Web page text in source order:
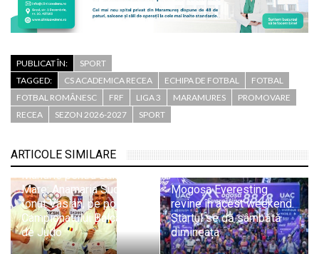
PUBLICAT ÎN:
SPORT
TAGGED:
CS ACADEMICA RECEA ECHIPA DE FOTBAL
FOTBAL
FOTBAL ROMÂNESC
FRF LIGA 3 MARAMURES
PROMOVARE
RECEA
SEZON 2026-2027 SPORT
ARTICOLE SIMILARE
Mândrie pentru Baia
Mare: Anamaria Suciu și
Ionuț Vasian, pe podiumul
Campionatului Balcanic
de Judo
Mogoșa Everesting
revine în acest weekend.
Startul se dă sâmbătă
dimineața